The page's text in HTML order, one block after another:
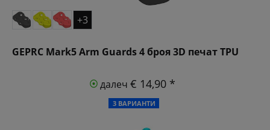
+3
GEPRC Mark5 Arm Guards 4 броя 3D печат TPU
далеч€ 14,90 *
3 ВАРИАНТИ